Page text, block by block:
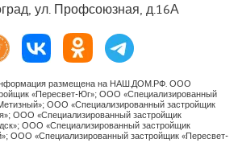
ул. Профсоюзная, д.16А
размещена на НАШ.ДОМ.РФ. ООО
«Пересвет-Юг»; ООО «Специализированный
ООО «Специализированный застройщик
ООО «Специализированный застройщик
ООО «Специализированный застройщик
ООО «Специализированный застройщик «Пересвет-